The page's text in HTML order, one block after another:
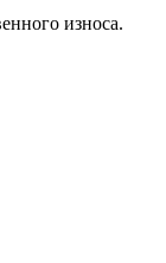
износа.